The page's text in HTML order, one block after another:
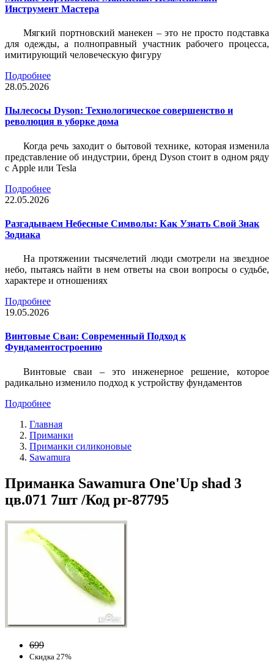
Инструмент Мастера
Мягкий портновский манекен – это не просто подставка
для одежды, а полноправный участник рабочего процесса,
имитирующий человеческую фигуру
Подробнее
28.05.2026
Пылесосы Dyson: Технологическое совершенство и
революция в уборке дома
Когда речь заходит о бытовой технике, которая изменила
представление об индустрии, бренд Dyson стоит в одном ряду
с Apple или Tesla
Подробнее
22.05.2026
Разгадываем Небесные Символы: Как Узнать Свой Знак
Зодиака
На протяжении тысячелетий люди смотрели на звездное
небо, пытаясь найти в нем ответы на свои вопросы о судьбе,
характере и отношениях
Подробнее
19.05.2026
Винтовые Сваи: Современный Подход к
Фундаментостроению
Винтовые сваи – это инженерное решение, которое
радикально изменило подход к устройству фундаментов
Подробнее
Главная
Приманки
Приманки силиконовые
Sawamura
Приманка Sawamura One'Up shad 3
цв.071 7шт /Код pr-87795
699
Скидка 27%